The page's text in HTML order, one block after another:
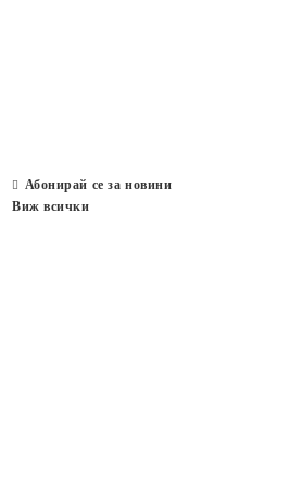
Абонирай се за новини
Виж всички